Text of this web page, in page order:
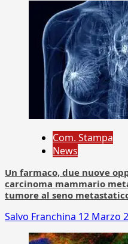
Com. Stampa
News
Un farmaco, due nuove
carcinoma mammario
tumore al seno
Salvo Franchina 12 Marzo